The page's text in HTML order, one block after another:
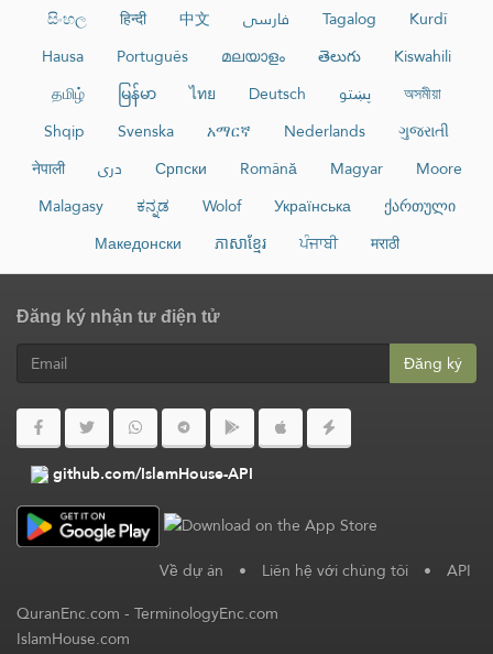
සිංහල
हिन्दी 中文 فارسی Tagalog
Kurdî
Hausa
Português മലയാളം తెలుగు
Kiswahili
தமிழ்
မြန်မာ ไทย Deutsch پښتو
অসমীয়া
Shqip
Svenska አማርኛ Nederlands
ગુજરાતી
नेपाली
دری Српски Română Magyar
Moore
Malagasy
ಕನ್ನಡ Wolof Українська
ქართული
Македонски
ភាសាខ្មែរ ਪੰਜਾਬੀ मराठी
Đăng ký nhận tư điện tử
Đăng ký
github.com/IslamHouse-API
Về dự án • Liên hệ với chúng tôi • API
QuranEnc.com-TerminologyEnc.com
IslamHouse.com